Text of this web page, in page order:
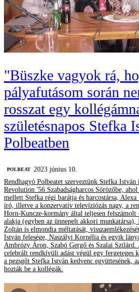
"Büszke vagyok rá,
pályafutásom során
rosszat egy
születésnapos Stefka
Polbeatben
‎POLBEAT 2023 június 10.
Rendhagyó Polbeatet szerveztünk Stefka István
Revolution '56 Szabadságharcos Sörözőbe,
mellett Stefka régi barátja és harcostársa,
író, illetve a konzervatív televíziózás nagy, a
Horn-Kuncze-kormány által teljesen felszámolt
alakja (egyben az ünnepelt akkori munkatársa),
Zoltán is elmondta méltatását,
István felesége, Naszályi Kornélia és egyik
Ambrózy Áron, Szabó Gergő és Szalai
celebrált rendkívüli adást végül egy fergeteges
a pezsgőt Stefka István kedvenc együttesének,
hozták be a kollégák.